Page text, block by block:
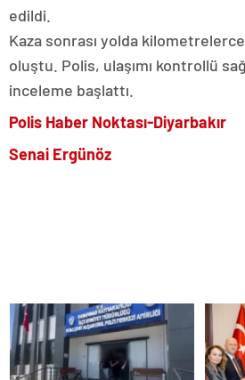
edildi.
Kaza sonrası yolda
oluştu. Polis, ulaşımı kontrollü
inceleme başlattı.
Polis Haber Noktası-Diyarbakır
Senai Ergünöz